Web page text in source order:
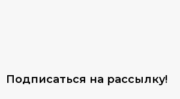
Подписаться на рассылкy!